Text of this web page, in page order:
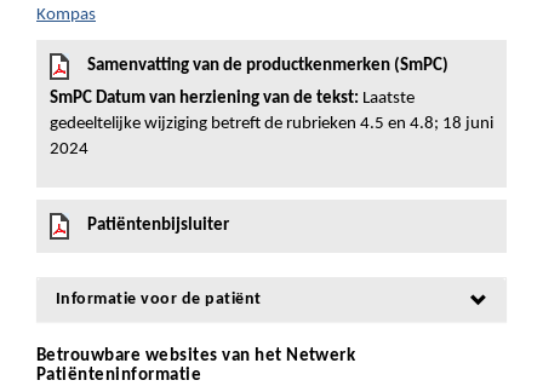
Kompas
Samenvatting van de productkenmerken (SmPC)
SmPC Datum van herziening van de tekst: Laatste
gedeeltelijke wijziging betreft de rubrieken 4.5 en 4.8; 18 juni
2024
Patiëntenbijsluiter
Informatie voor de patiënt
Betrouwbare websites van het Netwerk
Patiënteninformatie